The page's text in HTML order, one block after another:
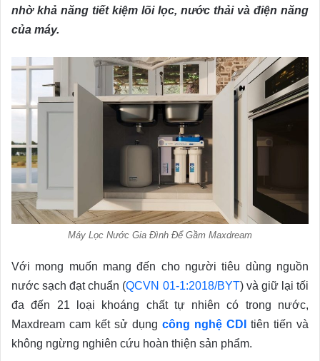
nhờ khả năng tiết kiệm lõi lọc, nước thải và điện năng
của máy.
Máy Lọc Nước Gia Đình Để Gầm Maxdream
Với mong muốn mang đến cho người tiêu dùng nguồn
nước sạch đạt chuẩn (QCVN 01-1:2018/BYT) và giữ lại tối
đa đến 21 loại khoáng chất tự nhiên có trong nước,
Maxdream cam kết sử dụng công nghệ CDI
tiên tiến và
không ngừng nghiên cứu hoàn thiện sản phẩm.